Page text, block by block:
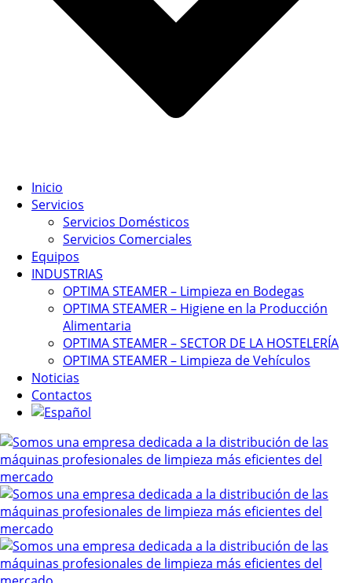
Inicio
Servicios
Servicios Domésticos
Servicios Comerciales
Equipos
INDUSTRIAS
OPTIMA STEAMER – Limpieza en Bodegas
OPTIMA STEAMER – Higiene en la Producción
Alimentaria
OPTIMA STEAMER – SECTOR DE LA HOSTELERÍA
OPTIMA STEAMER – Limpieza de Vehículos
Noticias
Contactos